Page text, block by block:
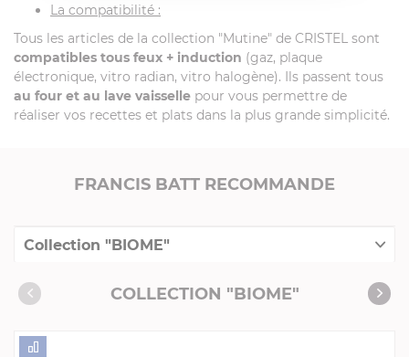
La compatibilité :
Tous les articles de la collection "Mutine" de CRISTEL sont
compatibles tous feux + induction (gaz, plaque
électronique, vitro radian, vitro halogène). Ils passent tous
au four et au lave vaisselle pour vous permettre de
réaliser vos recettes et plats dans la plus grande simplicité.
FRANCIS BATT RECOMMANDE
Collection "BIOME"
Collection "Mutine Amovible"
Collection "Inox"
COLLECTION "BIOME"